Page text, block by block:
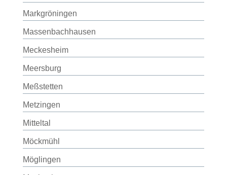
Markgröningen
Massenbachhausen
Meckesheim
Meersburg
Meßstetten
Metzingen
Mitteltal
Möckmühl
Möglingen